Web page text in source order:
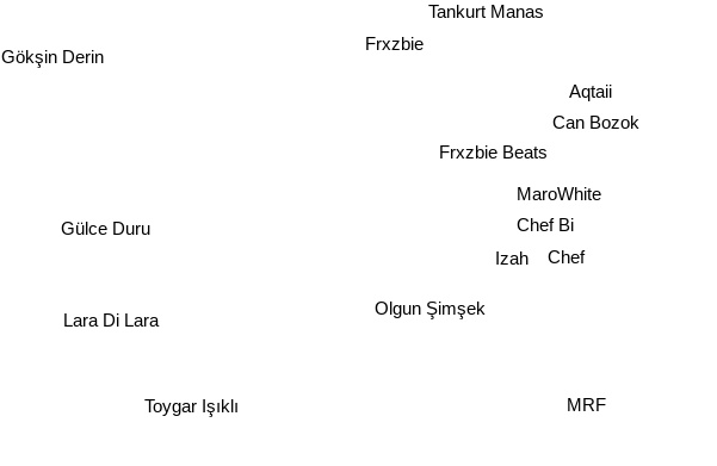
Gökşin Derin
Frxzbie
Olgun Şimşek
Gülce Duru
Lara Di Lara
Izah
Tankurt Manas
Frxzbie Beats
Toygar Işıklı
Can Bozok
Chef Bi
MaroWhite
Chef
MRF
Aqtaii